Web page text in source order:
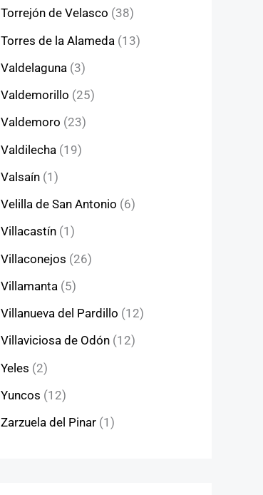
Torrejón de Velasco (38)
Torres de la Alameda (13)
Valdelaguna (3)
Valdemorillo (25)
Valdemoro (23)
Valdilecha (19)
Valsaín (1)
Velilla de San Antonio (6)
Villacastín (1)
Villaconejos (26)
Villamanta (5)
Villanueva del Pardillo (12)
Villaviciosa de Odón (12)
Yeles (2)
Yuncos (12)
Zarzuela del Pinar (1)